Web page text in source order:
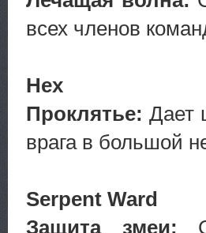
всех членов
Hex
Проклятье: Дает
врага в большой
Serpent Ward
Защита змеи: